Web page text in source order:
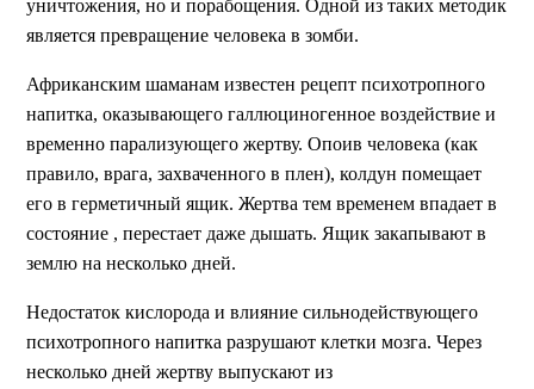
уничтожения, но и порабощения. Одной из таких методик
является превращение человека в зомби.
Африканским шаманам известен рецепт психотропного
напитка, оказывающего галлюциногенное воздействие и
временно парализующего жертву. Опоив человека (как
правило, врага, захваченного в плен), колдун помещает
его в герметичный ящик. Жертва тем временем впадает в
состояние , перестает даже дышать. Ящик закапывают в
землю на несколько дней.
Недостаток кислорода и влияние сильнодействующего
психотропного напитка разрушают клетки мозга. Через
несколько дней жертву выпускают из